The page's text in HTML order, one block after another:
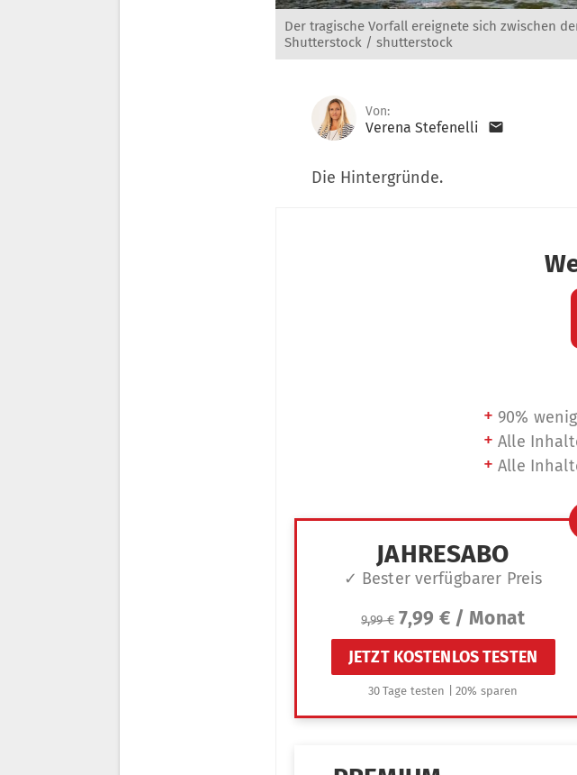
Der tragische Vorfall ereignete sich zwischen
Shutterstock / shutterstock
Von:
Verena Stefenelli
Die Hintergründe.